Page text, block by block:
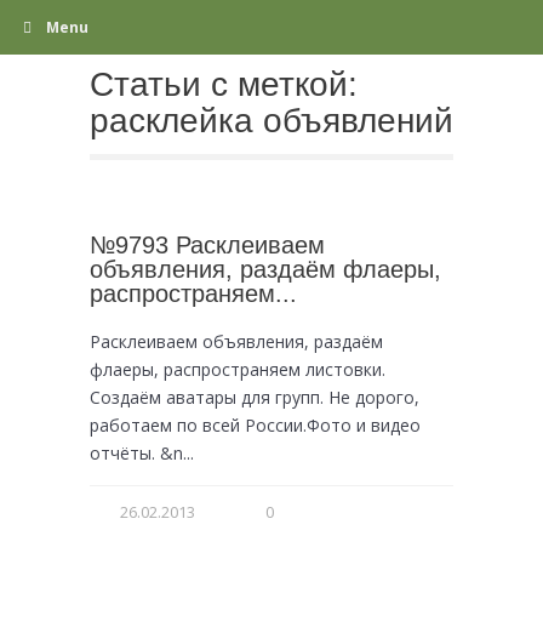
Menu
Статьи с меткой:
расклейка объявлений
№9793 Расклеиваем
объявления, раздаём флаеры,
распространяем...
Расклеиваем объявления, раздаём
флаеры, распространяем листовки.
Создаём аватары для групп. Не дорого,
работаем по всей России.Фото и видео
отчёты. &n...
26.02.2013 0